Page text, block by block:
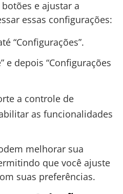
e ajustar a
essas configurações:
“Configurações”.
e depois “Configurações
a controle de
as funcionalidades
melhorar sua
que você ajuste
suas preferências.